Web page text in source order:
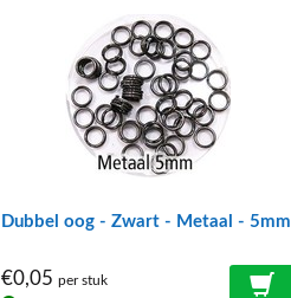
Dubbel oog - Zwart - Metaal - 5mm
€0,05 per stuk